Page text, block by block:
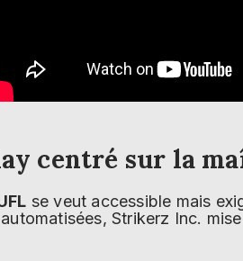
centré sur la
se veut accessible mais
Strikerz Inc.